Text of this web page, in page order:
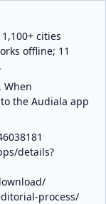
cities
offline; 11
When
the Audiala app
details?
process/